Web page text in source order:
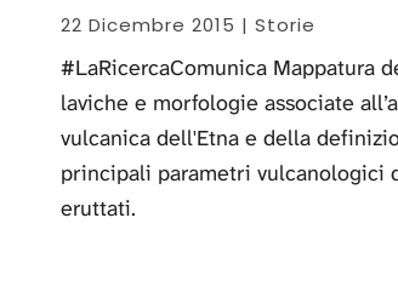
22 Dicembre 2015 | Storie
#LaRicercaComunica Mappatura
laviche e morfologie associate
vulcanica dell'Etna e della
principali parametri vulcanologici
eruttati.